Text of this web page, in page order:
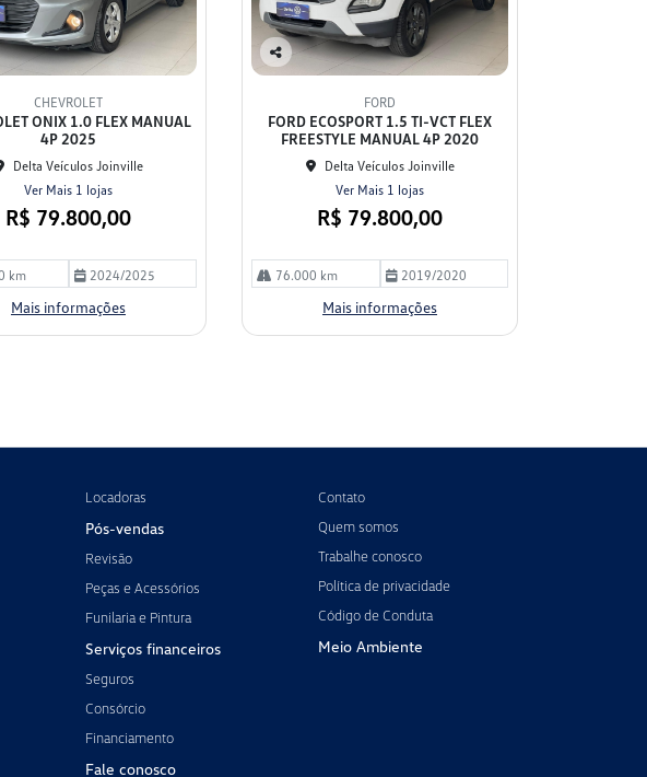
CHEVROLET
ONIX 1.0 FLEX MANUAL
4P 2025
Delta Veículos Joinville
Ver Mais 1 lojas
R$ 79.800,00
km 2024/2025
Mais informações
Co
lhe
FORD
FORD ECOSPORT 1.5 TI-VCT FLEX
FREESTYLE MANUAL 4P 2020
Delta Veículos Joinville
Ver Mais 1 lojas
R$ 79.800,00
76.000 km 2019/2020
Mais informações
Locadoras
Pós-vendas
Revisão
Peças e Acessórios
Funilaria e Pintura
Serviços financeiros
Seguros
Consórcio
Financiamento
Fale conosco
Contato
Quem somos
Trabalhe conosco
Política de privacidade
Código de Conduta
Meio Ambiente